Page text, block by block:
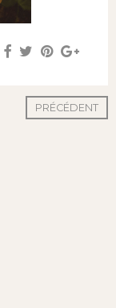
PRÉCÉDENT